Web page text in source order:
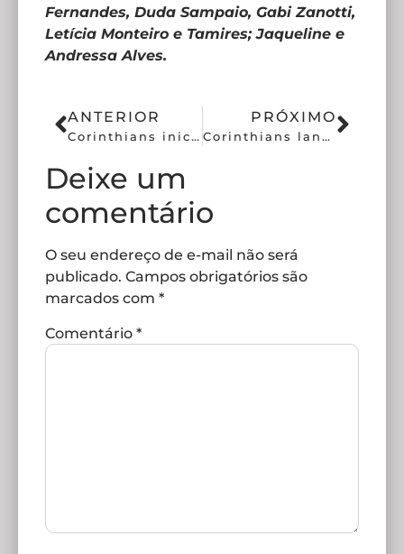
Fernandes, Duda Sampaio, Gabi Zanotti,
Letícia Monteiro e Tamires; Jaqueline e
Andressa Alves.
ANTERIOR
Corinthians inicia treinos para enfrentar o Flamengo no Brasileirão
PRÓXIMO
Corinthians lança camisa inspirada no mundial de 2000
Deixe um
comentário
O seu endereço de e-mail não será
publicado. Campos obrigatórios são
marcados com *
Comentário *